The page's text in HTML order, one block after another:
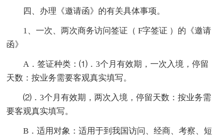
四、办理《邀请函》的有关具体事项。
1、一次、两次商务访问签证（ F字签证 ）的《邀请
函》
A．签证种类：⑴．3个月有效期，一次入境，停留
天数：按业务需要客观真实填写。
⑵．3个月有效期，两次入境，停留天数：按业务需
要客观真实填写。
B．适用对象：适用于到我国访问、经商、考察、短